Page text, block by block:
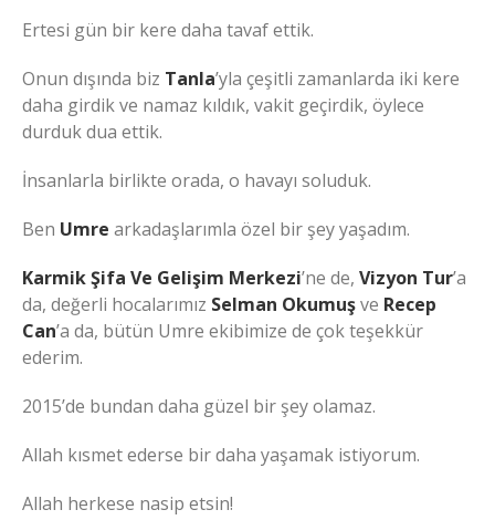
Ertesi gün bir kere daha tavaf ettik.
Onun dışında biz Tanla’yla çeşitli zamanlarda iki kere
daha girdik ve namaz kıldık, vakit geçirdik, öylece
durduk dua ettik.
İnsanlarla birlikte orada, o havayı soluduk.
Ben Umre arkadaşlarımla özel bir şey yaşadım.
Karmik Şifa Ve Gelişim Merkezi’ne de, Vizyon Tur’a
da, değerli hocalarımız Selman Okumuşve Recep
Can’a da, bütün Umre ekibimize de çok teşekkür
ederim.
2015’de bundan daha güzel bir şey olamaz.
Allah kısmet ederse bir daha yaşamak istiyorum.
Allah herkese nasip etsin!